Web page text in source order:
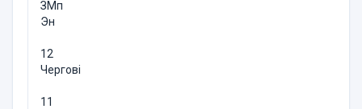
ЗМп
Эн
12
Чергові
11